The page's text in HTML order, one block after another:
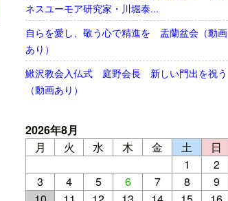
ネスユーモア研究家・川堀泰...
自らを愛し、敬う心で精進を 盂蘭盆会（動画
あり）
鰍沢教会入仏式 庭野会長 新しい門出を祝う
（動画あり）
2026年8月
月
火 水 木 金 土
日
1
2
3
4 5 6 7 8
9